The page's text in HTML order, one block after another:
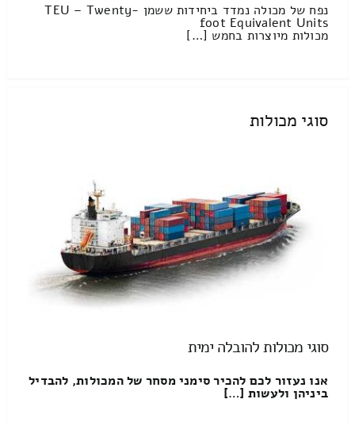
נפח של מכולה נמדד ביחידות ששמן TEU – Twenty-
foot Equivalent Units
מכולות מיוצרות בחמש […]
סוגי מכולות
סוגי מכולות להובלה ימית
אנו נעזור לכם להכיר סימני מסחר של המכולות, להבדיל
ביניהן ולעשות […]